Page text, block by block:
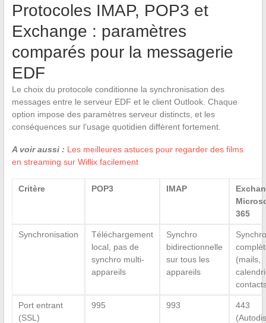
Protocoles IMAP, POP3 et
Exchange : paramètres
comparés pour la messagerie
EDF
Le choix du protocole conditionne la synchronisation des
messages entre le serveur EDF et le client Outlook. Chaque
option impose des paramètres serveur distincts, et les
conséquences sur l’usage quotidien diffèrent fortement.
A voir aussi : Les meilleures astuces pour regarder des films
en streaming sur Wiflix facilement
Critère POP3 IMAP
365
Synchronisation
Téléchargement
local, pas de
synchro multi-
appareils
Synchro
bidirectionnelle
sur tous les
appareils
Synchro
(mails,
Port entrant
(SSL)
995 993
443